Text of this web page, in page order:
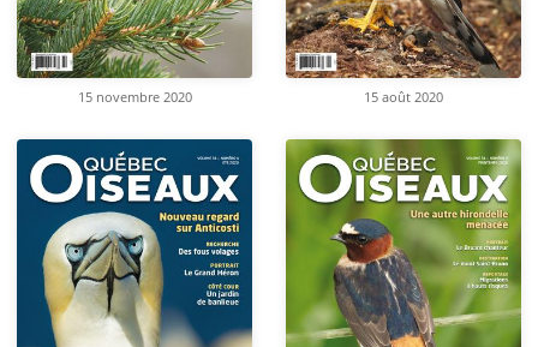
15 novembre 2020 15 août 2020